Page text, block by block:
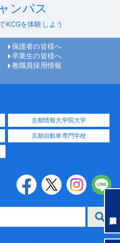
ンパス
KCGを体験しよう
保護者の皆様へ
卒業生の皆様へ
教職員採用情報
京都情報大学院大学
京都自動車専門学校